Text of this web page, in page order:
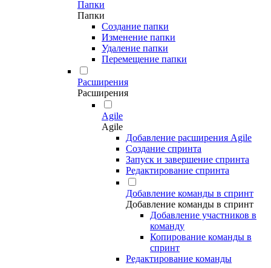
Папки
Папки
Создание папки
Изменение папки
Удаление папки
Перемещение папки
Расширения
Расширения
Agile
Agile
Добавление расширения Agile
Создание спринта
Запуск и завершение спринта
Редактирование спринта
Добавление команды в спринт
Добавление команды в спринт
Добавление участников в
команду
Копирование команды в
спринт
Редактирование команды